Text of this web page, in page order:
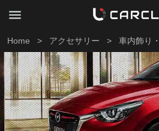
Home > アクセサリー > 車内飾り